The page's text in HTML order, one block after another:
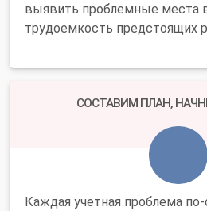
выявить проблемные места
трудоемкость предстоящих
СОСТАВИМ ПЛАН,
Каждая учетная проблема